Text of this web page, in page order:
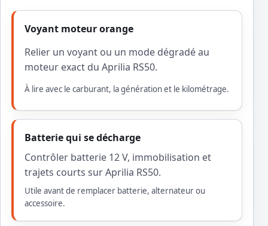
Voyant moteur orange
Relier un voyant ou un mode dégradé au
moteur exact du Aprilia RS50.
À lire avec le carburant, la génération et le kilométrage.
Batterie qui se décharge
Contrôler batterie 12 V, immobilisation et
trajets courts sur Aprilia RS50.
Utile avant de remplacer batterie, alternateur ou
accessoire.